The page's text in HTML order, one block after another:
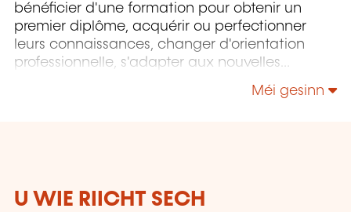
bénéficier d'une formation pour obtenir un
premier diplôme, acquérir ou perfectionner
leurs connaissances, changer d'orientation
professionnelle, s'adapter aux nouvelles
technologies, enrichir leur culture personnelle...
Méi gesinn
U WIE RIICHT SECH